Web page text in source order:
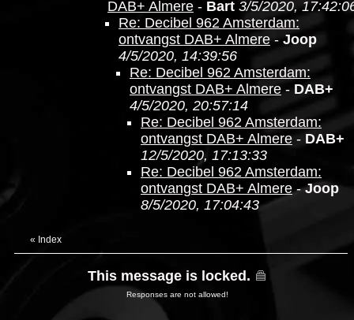
DAB+ Almere - Bart 3/5/2020,
Re: Decibel 962 Amsterdam:
ontvangst DAB+ Almere - Joop
4/5/2020, 14:39:56
Re: Decibel 962 Amsterdam:
ontvangst DAB+ Almere - DAB+
4/5/2020, 20:57:14
Re: Decibel 962 Amsterdam:
ontvangst DAB+ Almere - DAB+
12/5/2020, 17:13:33
Re: Decibel 962 Amsterdam:
ontvangst DAB+ Almere-Joop
8/5/2020, 17:04:43
« Index
This message is locked.
Responses are not allowed!